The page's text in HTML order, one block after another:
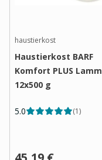
haustierkost
Haustierkost BARF
Komfort PLUS Lamm
12x500 g
5.0 (1)